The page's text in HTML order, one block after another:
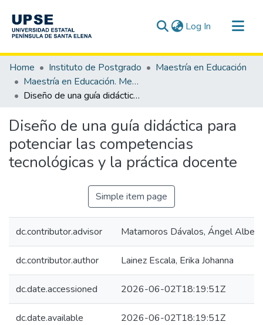
Log In (current)
Communities & Collections
All of DSpace
Statistics
Home Instituto de Postgrado
Maestría en Educación
Maestría en Educación. Mención Tecnología e Innovación Educativa
Diseño de una guía didáctica para potenciar las competencias tecnológicas y la práctica docente
Diseño de una guía didáctica para
potenciar las competencias
tecnológicas y la práctica docente
Simple item page
dc.contributor.advisor Matamoros Dávalos, Ángel
dc.contributor.author Lainez Escala, Erika Johanna
dc.date.accessioned 2026-06-02T18:19:51Z
dc.date.available 2026-06-02T18:19:51Z